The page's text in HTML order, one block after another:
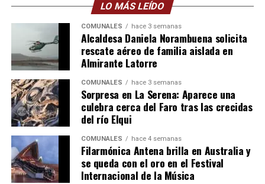
LO MÁS LEÍDO
COMUNALES hace 3 semanas
Alcaldesa Daniela Norambuena solicita
rescate aéreo de familia aislada en
Almirante Latorre
COMUNALES hace 3 semanas
Sorpresa en La Serena: Aparece una
culebra cerca del Faro tras las crecidas
del río Elqui
COMUNALES hace 4 semanas
Filarmónica Antena brilla en Australia y
se queda con el oro en el Festival
Internacional de la Música